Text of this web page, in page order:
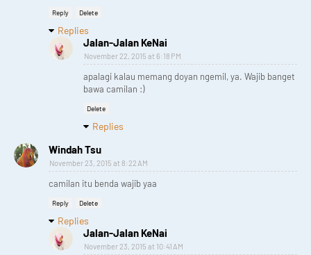
Reply Delete
Replies
Jalan-Jalan KeNai
November 22, 2015 at 6:18 PM
apalagi kalau memang doyan ngemil, ya. Wajib banget
bawa camilan :)
Delete
Replies
Windah Tsu
November 23, 2015 at 8:22 AM
camilan itu benda wajib yaa
Reply Delete
Replies
Jalan-Jalan KeNai
November 23, 2015 at 10:41 AM